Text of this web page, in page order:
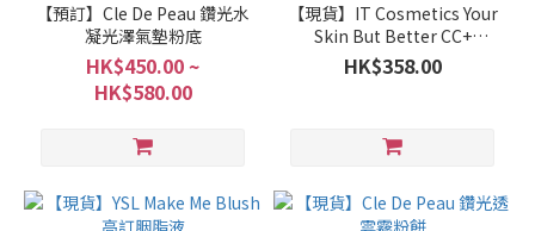
【預訂】Cle De Peau 鑽光水
凝光澤氣墊粉底
HK$450.00 ~
HK$580.00
【現貨】IT Cosmetics Your
Skin But Better CC+
Cream SPF50+ PA++
HK$358.00